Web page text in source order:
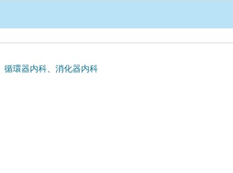
循環器内科、 消化器内科